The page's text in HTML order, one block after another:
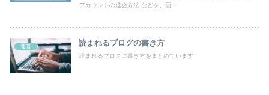
アカウントの退会方法 などを、画...
運営 読まれるブログの書き方
読まれるブログに書き方をまとめています